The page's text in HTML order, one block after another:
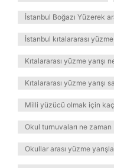
İstanbul Boğazı Yüzerek
İstanbul kıtalararası
Kıtalararası yüzme yarışı
Kıtalararası yüzme yarışı
Milli yüzücü olmak için kaç
Okul turnuvaları ne zaman
Okullar arası yüzme